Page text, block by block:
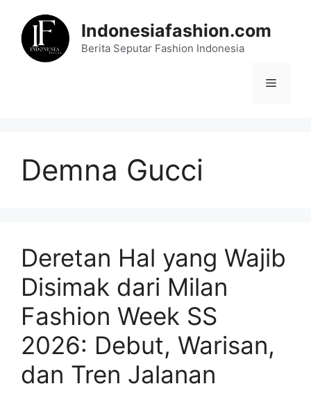
content
Indonesiafashion.com
Berita Seputar Fashion Indonesia
Menu
Demna Gucci
Deretan Hal yang Wajib
Disimak dari Milan
Fashion Week SS
2026: Debut, Warisan,
dan Tren Jalanan